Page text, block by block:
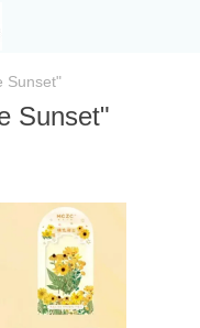
Sunset"
Sunset"